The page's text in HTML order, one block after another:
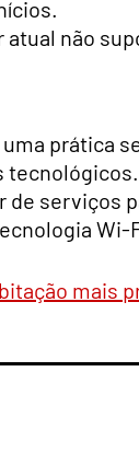
atual não
prática
serviços
Wi-
mais